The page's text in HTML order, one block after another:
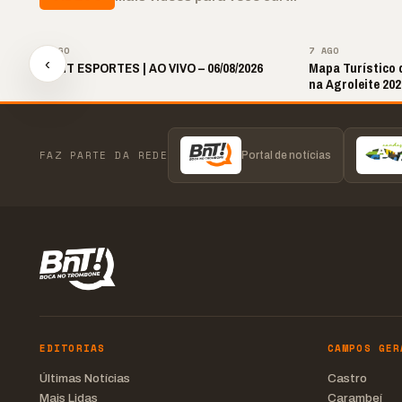
‹
7 AGO
🎙️ BNT ESPORTES | AO VIVO – 06/08/2026
7 AGO
Mapa Turístico
na Agroleite
FAZ PARTE DA REDE Portal de notícias
EDITORIAS
Últimas Notícias
Mais Lidas
CAMPOS
Castro
Carambeí